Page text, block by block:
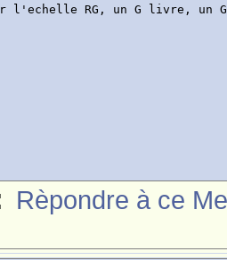
l'echelle RG, un G livre, un G
Rèpondre à ce